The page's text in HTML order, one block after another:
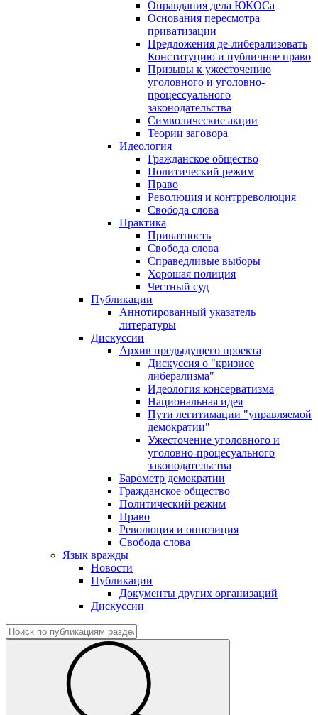
Оправдания дела ЮКОСа
Основания пересмотра
приватизации
Предложения де-либерализовать
Конституцию и публичное право
Призывы к ужесточению
уголовного и уголовно-
процессуального
законодательства
Символические акции
Теории заговора
Идеология
Гражданское общество
Политический режим
Право
Революция и контрреволюция
Свобода слова
Практика
Приватность
Свобода слова
Справедливые выборы
Хорошая полиция
Честный суд
Публикации
Аннотированный указатель
литературы
Дискуссии
Архив предыдущего проекта
Дискуссия о "кризисе
либерализма"
Идеология консерватизма
Национальная идея
Пути легитимации "управляемой
демократии"
Ужесточение уголовного и
уголовно-процесуального
законодательства
Барометр демократии
Гражданское общество
Политический режим
Право
Революция и оппозиция
Свобода слова
Язык вражды
Новости
Публикации
Документы других организаций
Дискуссии